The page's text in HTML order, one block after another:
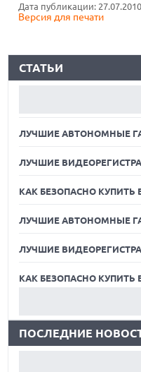
Дата публикации: 27.07.2010
Версия для печати
СТАТЬИ
КАК БЕЗОПАСНО КУПИТЬ
ЛУЧШИЕ
КАК БЕЗОПАСНО КУПИТЬ
ЛУЧШИЕ АВТОНОМНЫЕ
ЛУЧШИЕ
КАК БЕЗОПАСНО КУПИТЬ
ЛУЧШИЕ АВТОНОМНЫЕ
ЛУЧШИЕ
КАК БЕЗОПАСНО КУПИТЬ
ЛУЧШИЕ АВТОНОМНЫЕ
ЛУЧШИЕ
КАК БЕЗОПАСНО КУПИТЬ
ПОСЛЕДНИЕ
07.08.2026
ПОВТОРИТ УСПЕХ
ВСЕХ ПОЛЬЗОВАТЕЛЕЙ